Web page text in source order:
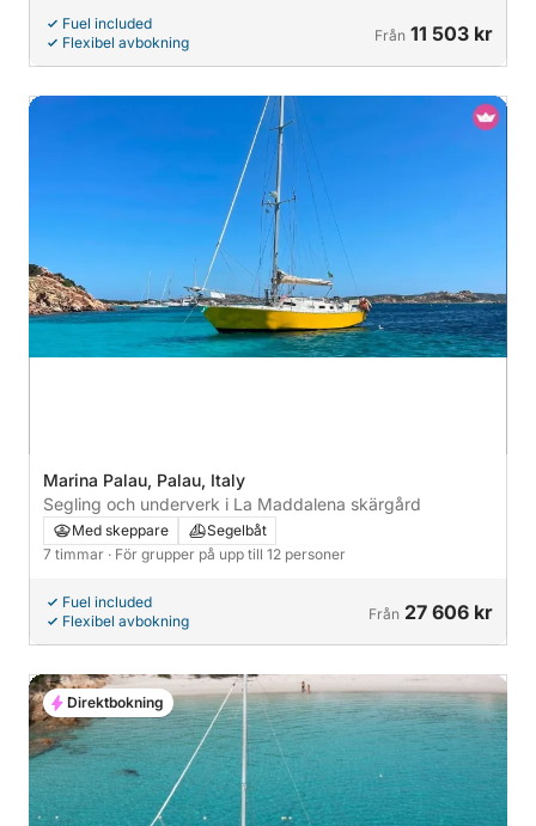
Fuel included
Flexibel avbokning
Från 11 503 kr
Marina Palau, Palau, Italy
Segling och underverk i La Maddalena skärgård
Med skeppare
Segelbåt
7 timmar · För grupper på upp till 12 personer
Fuel included
Flexibel avbokning
Från 27 606 kr
Direktbokning